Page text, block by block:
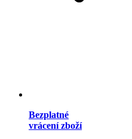
Bezplatné
vrácení zboží